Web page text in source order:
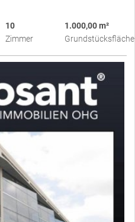
10
Zimmer
1.000,00 m²
Grundstücksfläche